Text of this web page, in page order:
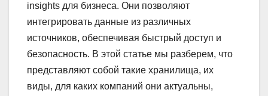
insights для бизнеса. Они позволяют
интегрировать данные из различных
источников, обеспечивая быстрый доступ и
безопасность. В этой статье мы разберем, что
представляют собой такие хранилища, их
виды, для каких компаний они актуальны,